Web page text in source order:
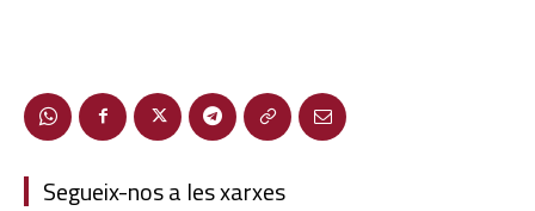
Segueix-nos a les xarxes